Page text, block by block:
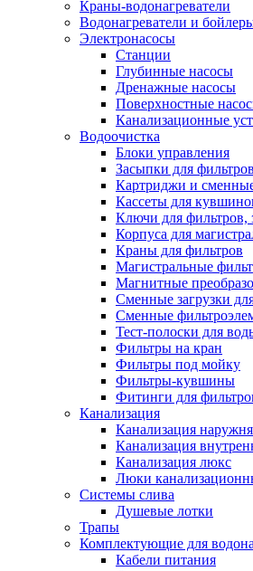
Строительные товары
Все для бани
Полезные статьи
Новости и Акции
Оплата и доставка
Сервис-центр
Адреса Сервис-центров
Условия возврата товара
Краны-водонагреватели
Водонагреватели и
Электронасосы
Станции
Глубинные насосы
Дренажные насосы
Поверхностные
Канализационные
Водоочистка
Блоки управления
Засыпки для фильтров
Картриджи и
Кассеты для
Ключи для фильтров,
Корпуса для
Краны для фильтров
Магистральные
Магнитные
Сменные загрузки
Сменные
Тест-полоски для
Фильтры на кран
Фильтры под мойку
Фильтры-кувшины
Фитинги для
Канализация
Канализация
Канализация
Канализация люкс
Люки
Системы слива
Душевые лотки
Трапы
Комплектующие для
Кабели питания